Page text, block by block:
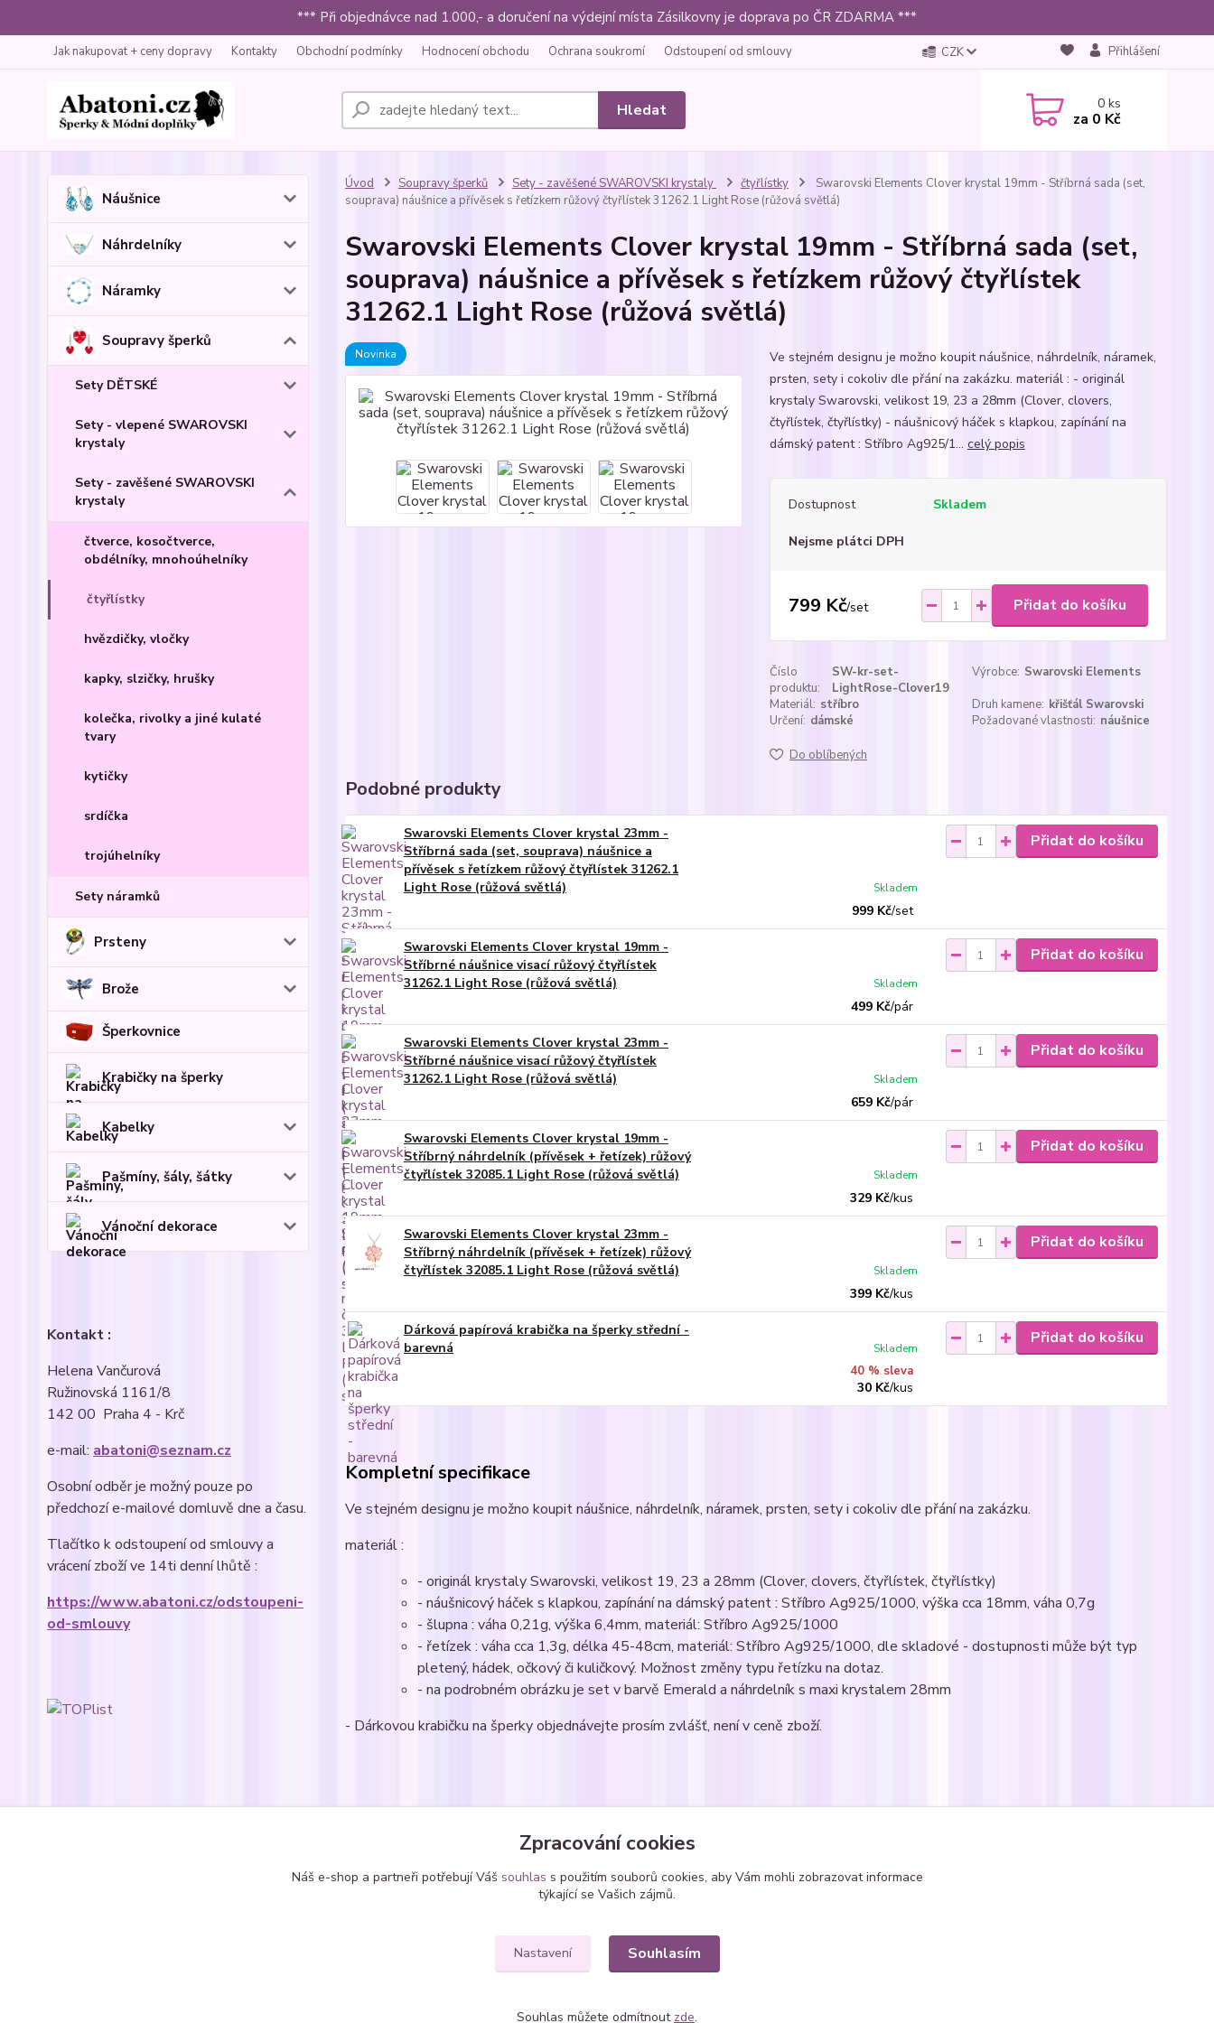
*** Při objednávce nad 1.000,- a doručení na výdejní místa Zásilkovny je doprava po ČR ZDARMA ***
Jak nakupovat + ceny dopravy Kontakty Obchodní podmínky Hodnocení obchodu Ochrana soukromí Odstoupení od smlouvy CZK Přihlášení
Hledat 0ks
za 0 Kč
Náušnice
Náhrdelníky
Náramky
Soupravy šperků
Sety DĚTSKÉ
Sety - vlepené SWAROVSKI
krystaly
Sety - zavěšené SWAROVSKI
krystaly
čtverce, kosočtverce,
obdélníky, mnohoúhelníky
čtyřlístky
hvězdičky, vločky
kapky, slzičky, hrušky
kolečka, rivolky a jiné kulaté
tvary
kytičky
srdíčka
trojúhelníky
Sety náramků
Prsteny
Brože
Šperkovnice
Krabičky na šperky
Kabelky
Pašmíny, šály, šátky
Vánoční dekorace
Kontakt :
Helena Vančurová
Ružinovská 1161/8
142 00 Praha 4 - Krč
e-mail: abatoni@seznam.cz
Osobní odběr je možný pouze po
předchozí e-mailové domluvě dne a času.
Tlačítko k odstoupení od smlouvy a
vrácení zboží ve 14ti denní lhůtě :
https://www.abatoni.cz/odstoupeni-
od-smlouvy
Úvod Soupravy šperků Sety - zavěšené SWAROVSKI krystaly čtyřlístky
Swarovski Elements Clover krystal 19mm - Stříbrná sada (set,
souprava) náušnice a přívěsek s řetízkem růžový čtyřlístek 31262.1 Light Rose (růžová světlá)
Swarovski Elements Clover krystal 19mm - Stříbrná sada (set,
souprava) náušnice a přívěsek s řetízkem růžový čtyřlístek
31262.1 Light Rose (růžová světlá)
Novinka
Ve stejném designu je možno koupit náušnice, náhrdelník, náramek,
prsten, sety i cokoliv dle přání na zakázku. materiál : - originál
krystaly Swarovski, velikost 19, 23 a 28mm (Clover, clovers,
čtyřlístek, čtyřlístky) - náušnicový háček s klapkou, zapínání na
dámský patent : Stříbro Ag925/1... celý popis
Dostupnost Skladem
Nejsme plátci DPH
799 Kč/set Přidat do košíku
Číslo
produktu:
SW-kr-set-
LightRose-Clover19
Výrobce: Swarovski Elements
Materiál: stříbro Druh kamene: křišťál Swarovski
Určení: dámské Požadované vlastnosti: náušnice
Do oblíbených
Podobné produkty
Swarovski Elements Clover krystal 23mm -
Stříbrná sada (set, souprava) náušnice a
přívěsek s řetízkem růžový čtyřlístek 31262.1
Light Rose (růžová světlá)
999 Kč/set
Skladem
Přidat do košíku
Swarovski Elements Clover krystal 19mm -
Stříbrné náušnice visací růžový čtyřlístek
31262.1 Light Rose (růžová světlá)
499 Kč/pár
Skladem
Přidat do košíku
Swarovski Elements Clover krystal 23mm -
Stříbrné náušnice visací růžový čtyřlístek
31262.1 Light Rose (růžová světlá)
659 Kč/pár
Skladem
Přidat do košíku
Swarovski Elements Clover krystal 19mm -
Stříbrný náhrdelník (přívěsek + řetízek) růžový
čtyřlístek 32085.1 Light Rose (růžová světlá)
329 Kč/kus
Skladem
Přidat do košíku
Swarovski Elements Clover krystal 23mm -
Stříbrný náhrdelník (přívěsek + řetízek) růžový
čtyřlístek 32085.1 Light Rose (růžová světlá)
399 Kč/kus
Skladem
Přidat do košíku
Dárková papírová krabička na šperky střední -
barevná
40 % sleva
30 Kč/kus
Skladem
Přidat do košíku
Kompletní specifikace
Ve stejném designu je možno koupit náušnice, náhrdelník, náramek, prsten, sety i cokoliv dle přání na zakázku.
materiál :
- originál krystaly Swarovski, velikost 19, 23 a 28mm (Clover, clovers, čtyřlístek, čtyřlístky)
- náušnicový háček s klapkou, zapínání na dámský patent : Stříbro Ag925/1000, výška cca 18mm, váha 0,7g
- šlupna : váha 0,21g, výška 6,4mm, materiál: Stříbro Ag925/1000
- řetízek : váha cca 1,3g, délka 45-48cm, materiál: Stříbro Ag925/1000, dle skladové - dostupnosti může být typ
pletený, hádek, očkový či kuličkový. Možnost změny typu řetízku na dotaz.
- na podrobném obrázku je set v barvě Emerald a náhrdelník s maxi krystalem 28mm
- Dárkovou krabičku na šperky objednávejte prosím zvlášť, není v ceně zboží.
Zboží zařazeno v kategoriích
Soupravy šperků
Sety - zavěšené
SWAROVSKI krystaly
Sety s krystaly Swarovski
Zpracování cookies
Náš e-shop a partneři potřebují Váš souhlas s použitím souborů cookies, aby Vám mohli zobrazovat informace
týkající se Vašich zájmů.
Nastavení Souhlasím
Souhlas můžete odmítnout zde.